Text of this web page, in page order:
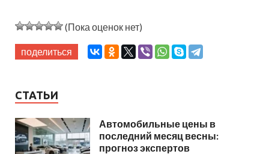
(Пока оценок нет)
поделиться
СТАТЬИ
Автомобильные цены в
последний месяц весны:
прогноз экспертов